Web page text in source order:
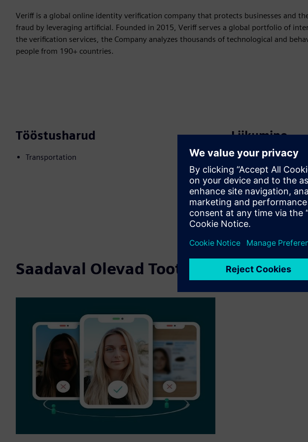
Veriff is a global online identity verification company that protects businesses and
fraud by leveraging artificial. Founded in 2015, Veriff serves a global portfolio of
the verification services, the Company analyzes thousands of technological and
people from 190+ countries.
Tööstusharud
Transportation
Liikumine
Build
Laiendab või tugineb
tootele/lahendusele,
kliendilahenduse
integreerimise kaudu
Saadaval Olevad Tooted